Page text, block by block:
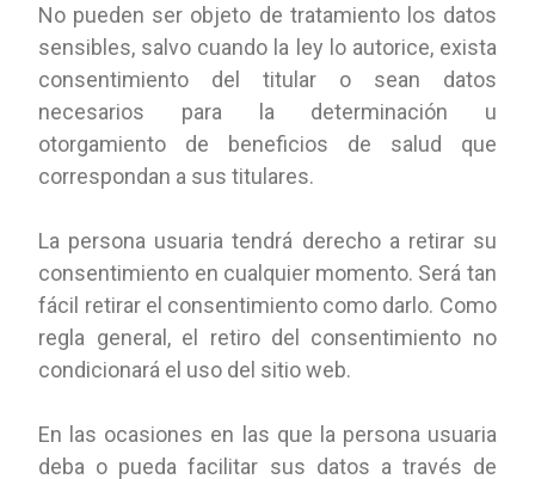
No pueden ser objeto de tratamiento los datos
sensibles, salvo cuando la ley lo autorice, exista
consentimiento del titular o sean datos
necesarios para la determinación u
otorgamiento de beneficios de salud que
correspondan a sus titulares.
La persona usuaria tendrá derecho a retirar su
consentimiento en cualquier momento. Será tan
fácil retirar el consentimiento como darlo. Como
regla general, el retiro del consentimiento no
condicionará el uso del sitio web.
En las ocasiones en las que la persona usuaria
deba o pueda facilitar sus datos a través de